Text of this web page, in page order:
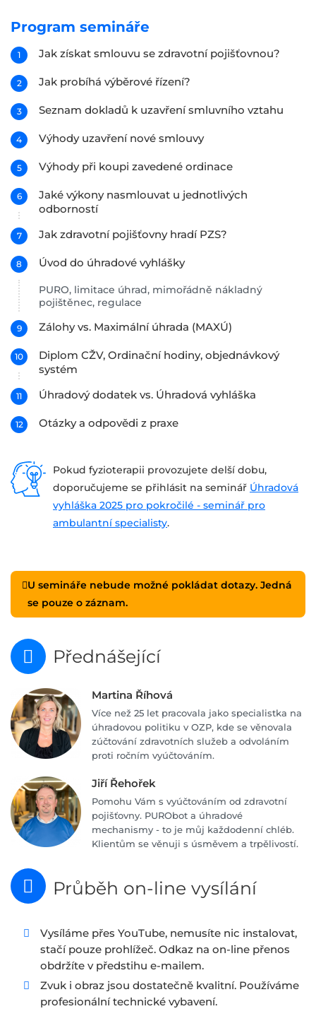
Program semináře
Jak získat smlouvu se zdravotní pojišťovnou?
Jak probíhá výběrové řízení?
Seznam dokladů k uzavření smluvního vztahu
Výhody uzavření nové smlouvy
Výhody při koupi zavedené ordinace
Jaké výkony nasmlouvat u jednotlivých
odborností
Jak zdravotní pojišťovny hradí PZS?
Úvod do úhradové vyhlášky
PURO, limitace úhrad, mimořádně nákladný
pojištěnec, regulace
Zálohy vs. Maximální úhrada (MAXÚ)
Diplom CŽV, Ordinační hodiny, objednávkový
systém
Úhradový dodatek vs. Úhradová vyhláška
Otázky a odpovědi z praxe
Pokud fyzioterapii provozujete delší dobu,
doporučujeme se přihlásit na seminář Úhradová
vyhláška 2025 pro pokročilé - seminář pro
ambulantní specialisty.
U semináře nebude možné pokládat dotazy. Jedná
se pouze o záznam.
Přednášející
Martina Říhová
Více než 25 let pracovala jako specialistka na
úhradovou politiku v OZP, kde se věnovala
zúčtování zdravotních služeb a odvoláním
proti ročním vyúčtováním.
Jiří Řehořek
Pomohu Vám s vyúčtováním od zdravotní
pojišťovny. PURObot a úhradové
mechanismy - to je můj každodenní chléb.
Klientům se věnuji s úsměvem a trpělivostí.
Průběh on-line vysílání
Vysíláme přes YouTube, nemusíte nic instalovat,
stačí pouze prohlížeč. Odkaz na on-line přenos
obdržíte v předstihu e-mailem.
Zvuk i obraz jsou dostatečně kvalitní. Používáme
profesionální technické vybavení.